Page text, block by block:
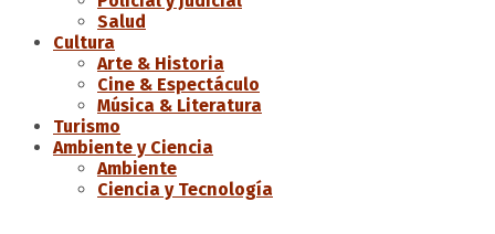
Salud
Cultura
Arte & Historia
Cine & Espectáculo
Música & Literatura
Turismo
Ambiente y Ciencia
Ambiente
Ciencia y Tecnología